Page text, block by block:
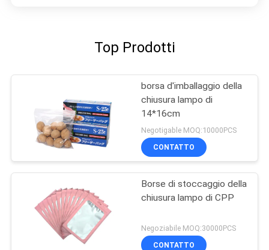
Top Prodotti
borsa d'imballaggio della
chiusura lampo di
14*16cm
Negotigable MOQ:10000PCS
CONTATTO
Borse di stoccaggio della
chiusura lampo di CPP
Negoziabile MOQ:30000PCS
CONTATTO